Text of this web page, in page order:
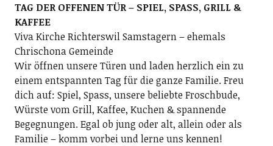
TAG DER OFFENEN TÜR – SPIEL, SPASS, GRILL &
KAFFEE
Viva Kirche Richterswil Samstagern – ehemals
Chrischona Gemeinde
Wir öffnen unsere Türen und laden herzlich ein zu
einem entspannten Tag für die ganze Familie. Freu
dich auf: Spiel, Spass, unsere beliebte Froschbude,
Würste vom Grill, Kaffee, Kuchen & spannende
Begegnungen. Egal ob jung oder alt, allein oder als
Familie – komm vorbei und lerne uns kennen!